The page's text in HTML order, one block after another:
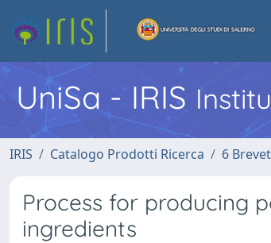
UniSa - IRIS
IRIS Catalogo Prodotti Ricerca 6
Process for producing
ingredients